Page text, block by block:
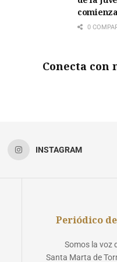
0
Conecta con
INSTAGRAM
Periódico
Somos la voz
Santa Marta de